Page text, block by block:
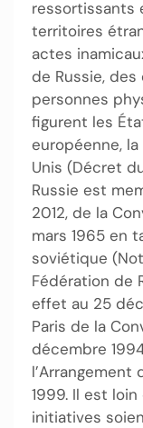
ressortissants
territoires
actes
de Russie,
personnes
figurent les
européenne,
Unis (Décret
Russie est
2012, de la
mars 1965 en
soviétique
Fédération de
effet au 25
Paris de la
décembre
l’Arrangement
1999. Il est
initiatives